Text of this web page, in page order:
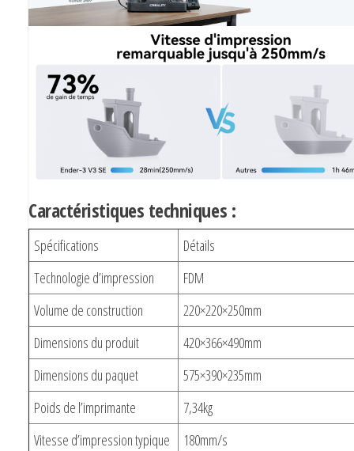
Caractéristiques techniques :
Spécifications
Détails
Technologie d’impression
FDM
Volume de construction
220×220×250mm
Dimensions du produit
420×366×490mm
Dimensions du paquet
575×390×235mm
Poids de l’imprimante
7,34kg
Vitesse d’impression typique
180mm/s